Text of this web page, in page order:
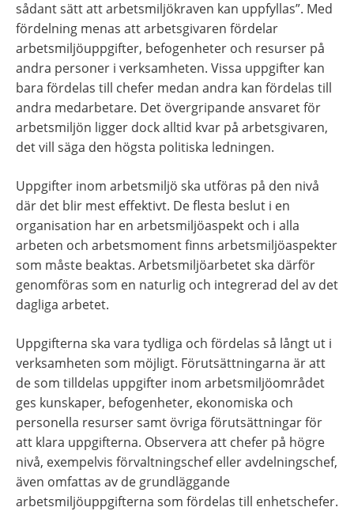
sådant sätt att arbetsmiljökraven kan uppfyllas”. Med
fördelning menas att arbetsgivaren fördelar
arbetsmiljöuppgifter, befogenheter och resurser på
andra personer i verksamheten. Vissa uppgifter kan
bara fördelas till chefer medan andra kan fördelas till
andra medarbetare. Det övergripande ansvaret för
arbetsmiljön ligger dock alltid kvar på arbetsgivaren,
det vill säga den högsta politiska ledningen.
Uppgifter inom arbetsmiljö ska utföras på den nivå
där det blir mest effektivt. De flesta beslut i en
organisation har en arbetsmiljöaspekt och i alla
arbeten och arbetsmoment finns arbetsmiljöaspekter
som måste beaktas. Arbetsmiljöarbetet ska därför
genomföras som en naturlig och integrerad del av det
dagliga arbetet.
Uppgifterna ska vara tydliga och fördelas så långt ut i
verksamheten som möjligt. Förutsättningarna är att
de som tilldelas uppgifter inom arbetsmiljöområdet
ges kunskaper, befogenheter, ekonomiska och
personella resurser samt övriga förutsättningar för
att klara uppgifterna. Observera att chefer på högre
nivå, exempelvis förvaltningschef eller avdelningschef,
även omfattas av de grundläggande
arbetsmiljöuppgifterna som fördelas till enhetschefer.